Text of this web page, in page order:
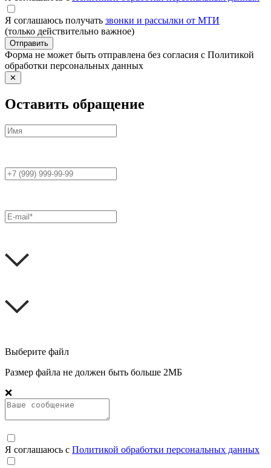
Я соглашаюсь получать звонки и рассылки от МТИ
(только действительно важное)
Отправить
Форма не может быть отправлена без согласия с Политикой
обработки персональных данных
✕
Оставить обращение
Выберите файл
Размер файла не должен быть больше 2МБ
❌
Я соглашаюсь с Политикой обработки персональных данных